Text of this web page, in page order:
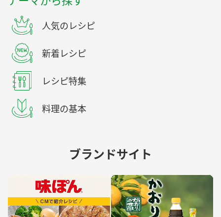
人気のレシピ
新着レシピ
レシピ特集
料理の基本
ブランドサイト